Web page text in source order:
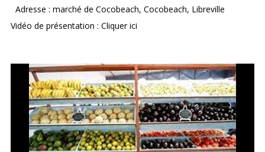
Adresse : marché de Cocobeach, Cocobeach, Libreville
Vidéo de présentation : Cliquer ici